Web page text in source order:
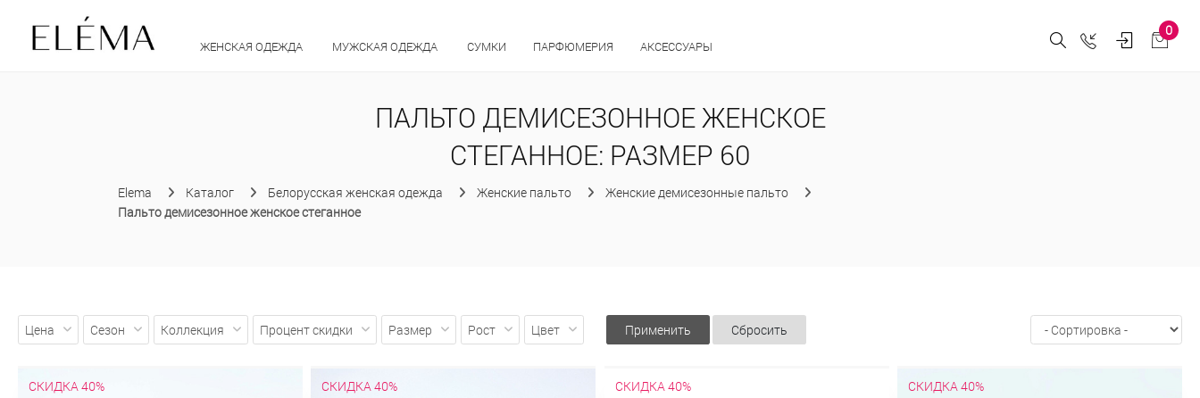
ЖЕНСКАЯ ОДЕЖДА МУЖСКАЯ ОДЕЖДА СУМКИ ПАРФЮМЕРИЯ АКСЕССУАРЫ
0
ПАЛЬТО ДЕМИСЕЗОННОЕ ЖЕНСКОЕ
СТЕГАННОЕ: РАЗМЕР 60
Elema Каталог Белорусская женская одежда Женские пальто
Женские демисезонные пальто
Пальто демисезонное женское стеганное
Цена Сезон Коллекция Процент скидки Размер Рост Цвет Применить Сбросить
СКИДКА 40% СКИДКА 40% СКИДКА 40% СКИДКА 40%